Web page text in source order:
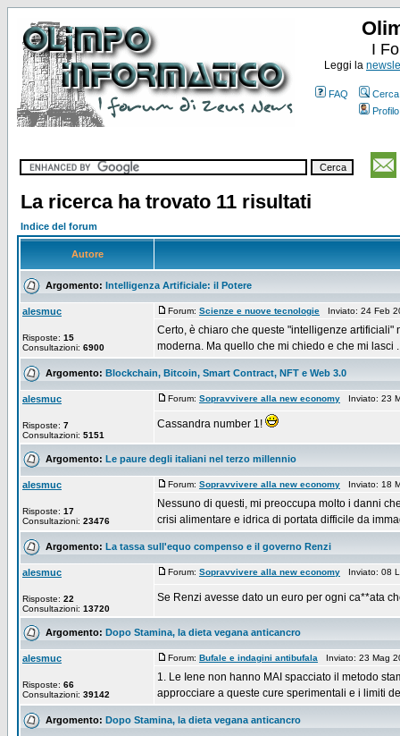
I
Leggi la
FAQ
Cerca
Profilo
La ricerca ha trovato 11 risultati
Indice del forum
Autore
Argomento: Intelligenza Artificiale: il Potere
alesmuc
Risposte: 15
Consultazioni: 6900
Forum: Scienze e nuove tecnologie Inviato: 24 Feb
Certo, è chiaro che queste "intelligenze
moderna. Ma quello che mi chiedo e che mi lasci
Argomento: Blockchain, Bitcoin, Smart Contract, NFT e Web 3.0
alesmuc
Risposte: 7
Consultazioni: 5151
Forum: Sopravvivere alla new economy Inviato: 23
Cassandra number 1!
Argomento: Le paure degli italiani nel terzo millennio
alesmuc
Risposte: 17
Consultazioni: 23476
Forum: Sopravvivere alla new economy Inviato: 18
Nessuno di questi, mi preoccupa molto i danni
crisi alimentare e idrica di portata difficile da
Argomento: La tassa sull'equo compenso e il governo Renzi
alesmuc
Risposte: 22
Consultazioni: 13720
Forum: Sopravvivere alla new economy Inviato: 08
Se Renzi avesse dato un euro per ogni ca**ata
Argomento: Dopo Stamina, la dieta vegana anticancro
alesmuc
Risposte: 66
Consultazioni: 39142
Forum: Bufale e indagini antibufala Inviato: 23 Mag
1. Le Iene non hanno MAI spacciato il metodo
approcciare a queste cure sperimentali e i limiti
Argomento: Dopo Stamina, la dieta vegana anticancro